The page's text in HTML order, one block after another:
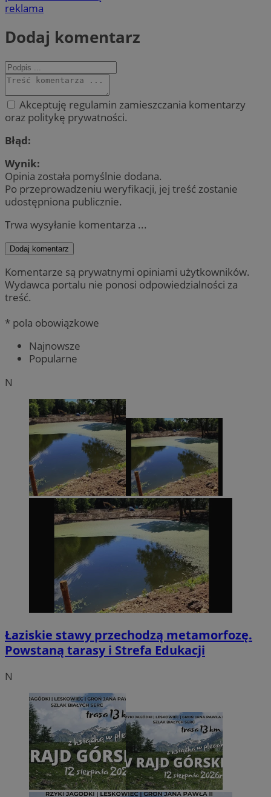
reklama
Dodaj komentarz
Akceptuję regulamin zamieszczania komentarzy
oraz politykę prywatności.
Błąd:
Wynik:
Opinia została pomyślnie dodana.
Po przeprowadzeniu weryfikacji, jej treść zostanie
udostępniona publicznie.
Trwa wysyłanie komentarza ...
Dodaj komentarz
Komentarze są prywatnymi opiniami użytkowników.
Wydawca portalu nie ponosi odpowiedzialności za
treść.
* pola obowiązkowe
Najnowsze
Popularne
N
Łaziskie stawy przechodzą metamorfozę.
Powstaną tarasy i Strefa Edukacji
N